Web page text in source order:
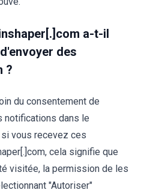
a-t-il
des
?
du consentement de
notifications dans le
si vous recevez ces
cela signifie que
visitée, la permission de les
"Autoriser"